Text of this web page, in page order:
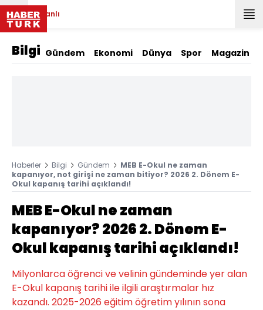
Canlı
Bilgi Gündem Ekonomi Dünya Spor Magazin
Haberler Bilgi Gündem
MEB E-Okul ne zaman
kapanıyor, not girişi ne zaman bitiyor? 2026 2. Dönem E-
Okul kapanış tarihi açıklandı!
MEB E-Okul ne zaman
kapanıyor? 2026 2. Dönem E-
Okul kapanış tarihi açıklandı!
Milyonlarca öğrenci ve velinin gündeminde yer alan
E-Okul kapanış tarihi ile ilgili araştırmalar hız
kazandı. 2025-2026 eğitim öğretim yılının sona